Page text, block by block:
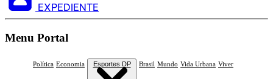
EXPEDIENTE
Menu Portal
Política Economia Esportes DP Brasil Mundo Vida Urbana Viver